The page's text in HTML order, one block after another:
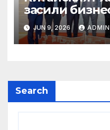
засили
със
JUN 9, 2026 ADMIN
Search